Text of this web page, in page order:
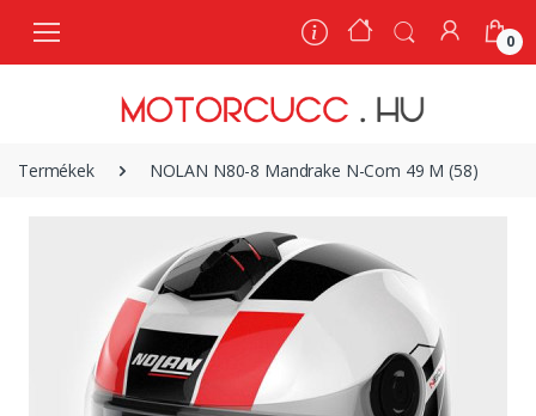
0
Termékek NOLAN N80-8 Mandrake N-Com 49 M (58)
0